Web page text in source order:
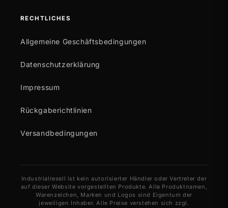
RECHTLICHES
Allgemeine Geschäftsbedingungen
Datenschutzerklärung
Impressum
Rückgaberichtlinien
Versandbedingungen
Industrialresell ist kein autorisierter Händler oder Vertreter der
auf dieser Website vorgestellten Produkte. Alle Produktnamen,
Warenzeichen, Marken und Logos sind Eigentum der
jeweiligen Inhaber. Alle Preise verstehen sich zzgl.